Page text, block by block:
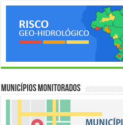
Municípios Monitorados